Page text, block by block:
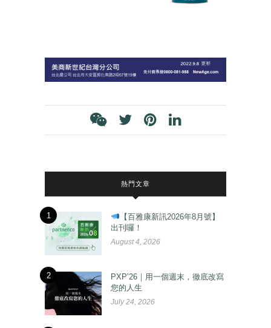
熱門文章
1
【百雅康新訊2026年8月號】
出刊囉！
August 4, 2026
2
PXP’26｜用一個週末，徹底改寫
您的人生
July 24, 2026